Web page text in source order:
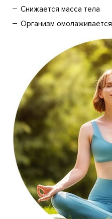
Снижается масса тела
Организм омолаживается